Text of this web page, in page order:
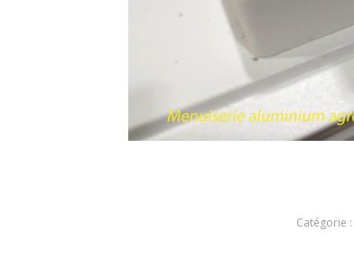
Catégorie :